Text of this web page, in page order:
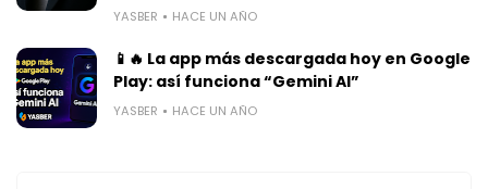
YASBER HACE UN AÑO
📱🔥 La app más descargada hoy en Google
Play: así funciona “Gemini AI”
YASBER HACE UN AÑO